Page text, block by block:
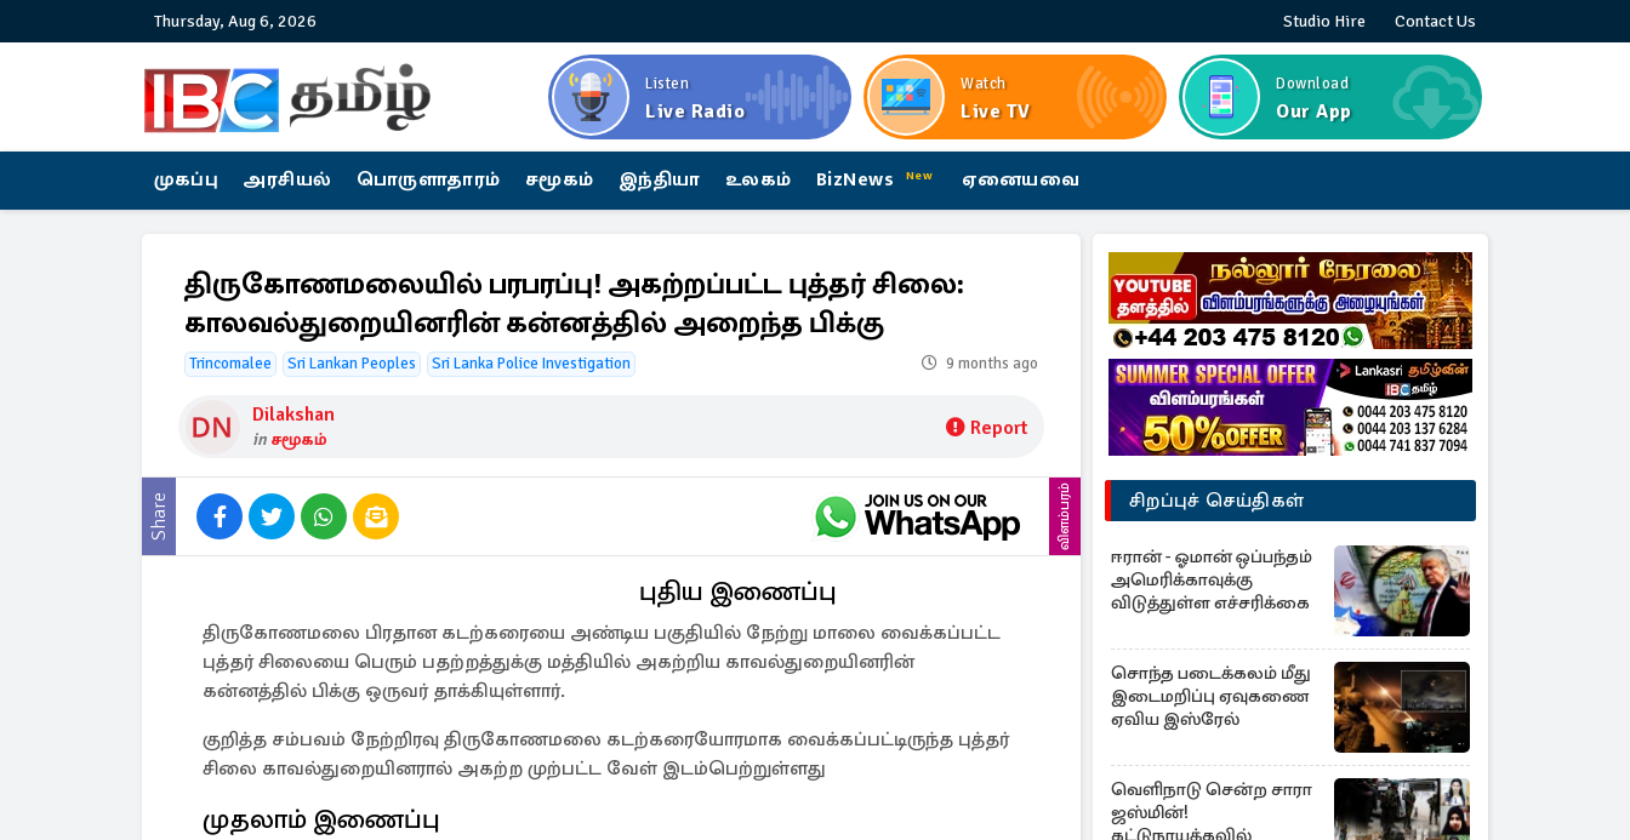
Thursday, Aug 6, 2026 Studio Hire Contact Us
Listen
Live Radio
Watch
Live TV
Download
Our App
முகப்பு அரசியல் பொருளாதாரம் சமூகம் இந்தியா உலகம் BizNews New ஏனையவை
திருகோணமலையில் பரபரப்பு! அகற்றப்பட்ட புத்தர் சிலை:
காலவல்துறையினரின் கன்னத்தில் அறைந்த பிக்கு
Trincomalee Sri Lankan Peoples Sri Lanka Police Investigation 9 months ago
Dilakshan
in சமூகம் Report
Share விளம்பரம்
புதிய இணைப்பு
திருகோணமலை பிரதான கடற்கரையை அண்டிய பகுதியில் நேற்று மாலை வைக்கப்பட்ட
புத்தர் சிலையை பெரும் பதற்றத்துக்கு மத்தியில் அகற்றிய காவல்துறையினரின்
கன்னத்தில் பிக்கு ஒருவர் தாக்கியுள்ளார்.
குறித்த சம்பவம் நேற்றிரவு திருகோணமலை கடற்கரையோரமாக வைக்கப்பட்டிருந்த புத்தர்
சிலை காவல்துறையினரால் அகற்ற முற்பட்ட வேள் இடம்பெற்றுள்ளது
முதலாம் இணைப்பு
சிறப்புச் செய்திகள்
ஈரான் - ஓமான் ஒப்பந்தம்
அமெரிக்காவுக்கு
விடுத்துள்ள எச்சரிக்கை
சொந்த படைக்கலம் மீது
இடைமறிப்பு ஏவுகணை
ஏவிய இஸ்ரேல்
வெளிநாடு சென்ற சாரா
ஜஸ்மின்!
கட்டுநாயக்கவில்